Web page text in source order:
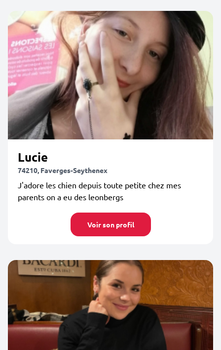
Lucie
74210, Faverges-Seythenex
J'adore les chien depuis toute petite chez mes
parents on a eu des leonbergs
Voir son profil